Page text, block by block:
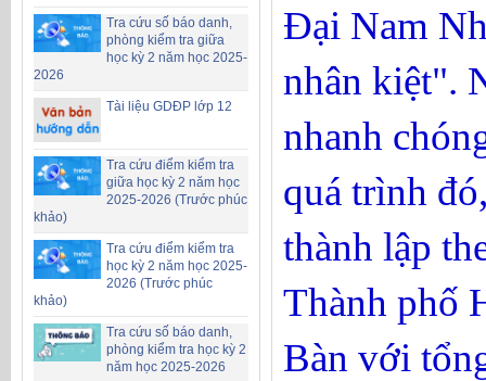
Tra cứu số báo danh,
phòng kiểm tra giữa
học kỳ 2 năm học 2025-
2026
Tài liệu GDĐP lớp 12
Tra cứu điểm kiểm tra
giữa học kỳ 2 năm học
2025-2026 (Trước phúc
khảo)
Tra cứu điểm kiểm tra
học kỳ 2 năm học 2025-
2026 (Trước phúc
khảo)
Tra cứu số báo danh,
phòng kiểm tra học kỳ 2
năm học 2025-2026
Đại Nam
nhân kiệt".
nhanh
quá trình
thành lập
Thành phố
Bàn với